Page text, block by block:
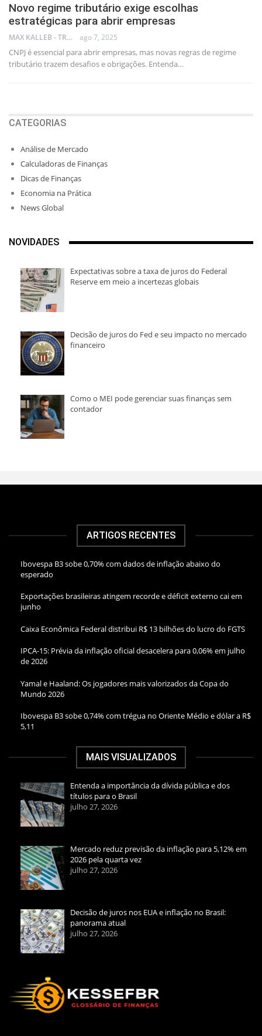
Novo regime tributário exige escolhas
estratégicas para abrir empresas
MAX KALLEB - TRADER ago 7, 2025
CNPJ é essencial para abrir empresas, mas novas regras de regime
tributário trazem desafios e obrigações. Entenda…
CATEGORIAS
Análise de Mercado
Calculadoras de Finanças
Dicas de Finanças
Economia na Prática
News Global
NOVIDADES
Expectativas sobre a taxa de juros do Federal
Reserve em meio a incertezas globais
Decisão de juros do Fed e seu impacto no mercado
financeiro
Como o MEI pode gerenciar suas finanças sem
contador
ARTIGOS RECENTES
Ibovespa B3 sobe 0,70% com dados de inflação abaixo do
esperado
Exportações brasileiras atingem recorde e déficit externo cai em
junho
Caixa Econômica Federal distribui R$ 13 bilhões do lucro do FGTS
IPCA-15: Prévia da inflação oficial desacelera para 0,06% em julho
de 2026
Yamal e Haaland: Os jogadores mais valorizados da Copa do
Mundo 2026
Ibovespa B3 sobe 0,74% com trégua no Oriente Médio e dólar a R$
5,11
MAIS VISUALIZADOS
Entenda a importância da dívida pública e dos
títulos para o Brasil
julho 27, 2026
Mercado reduz previsão da inflação para 5,12% em
2026 pela quarta vez
julho 27, 2026
Decisão de juros nos EUA e inflação no Brasil:
panorama atual
julho 27, 2026